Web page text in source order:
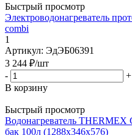
Быстрый просмотр
Электроводонагреватель
combi
1
Артикул: ЭдЭБ06391
3 244 ₽/шт
-
+
В корзину
Быстрый просмотр
Водонагреватель THERMEX
бак 100л (1288х346х576)